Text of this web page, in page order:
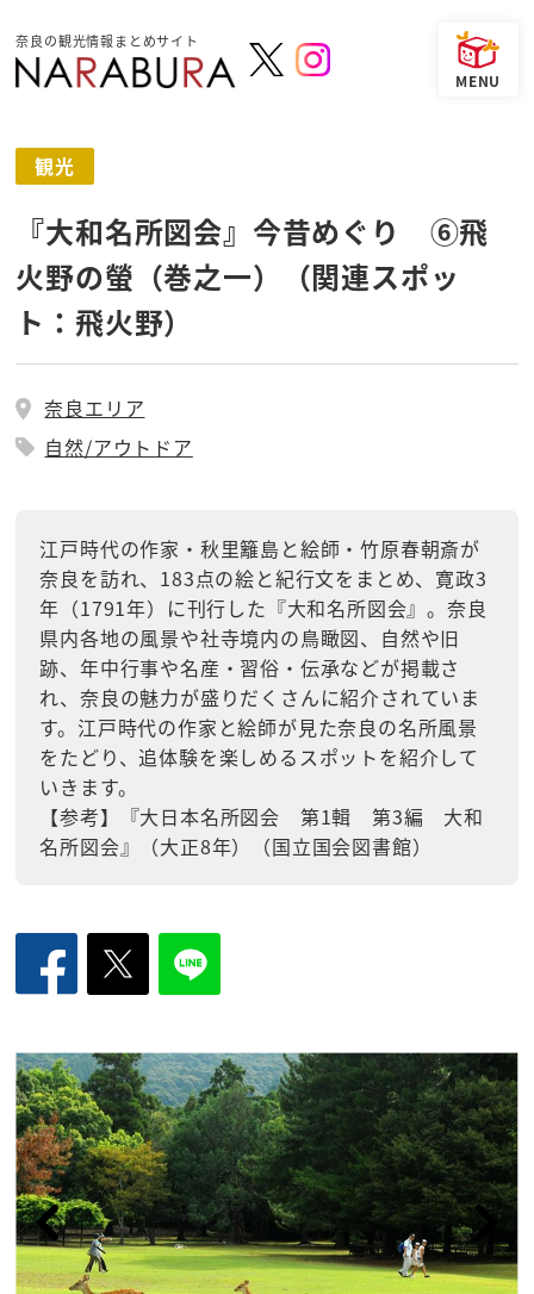
奈良の観光情報まとめサイト
観光
『大和名所図会』今昔めぐり ⑥飛
火野の螢（巻之一）（関連スポッ
ト：飛火野）
奈良エリア
自然/アウトドア
江戸時代の作家・秋里籬島と絵師・竹原春朝斎が
奈良を訪れ、183点の絵と紀行文をまとめ、寛政3
年（1791年）に刊行した『大和名所図会』。奈良
県内各地の風景や社寺境内の鳥瞰図、自然や旧
跡、年中行事や名産・習俗・伝承などが掲載さ
れ、奈良の魅力が盛りだくさんに紹介されていま
す。江戸時代の作家と絵師が見た奈良の名所風景
をたどり、追体験を楽しめるスポットを紹介して
いきます。
【参考】『大日本名所図会 第1輯 第3編 大和
名所図会』（大正8年）（国立国会図書館）